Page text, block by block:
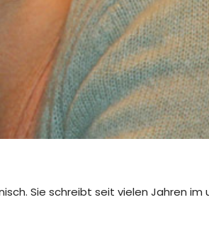
Sie schreibt seit vielen Jahren